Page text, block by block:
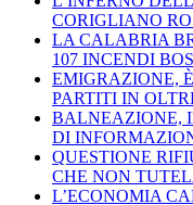
CORIGLIANO
LA CALABRIA
107 INCENDI
EMIGRAZIONE,
PARTITI IN
BALNEAZIONE,
DI
QUESTIONE
CHE NON
L’ECONOMIA